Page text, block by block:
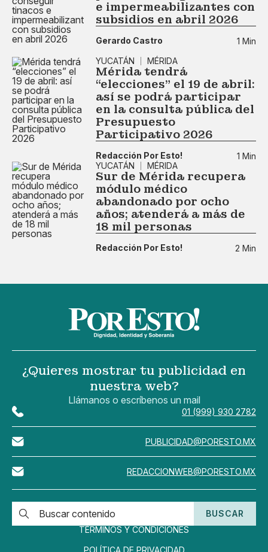
e impermeabilizantes con
subsidios en abril 2026
Gerardo Castro
1 Min
YUCATÁN
MÉRIDA
Mérida tendrá
“elecciones” el 19 de abril:
así se podrá participar
en la consulta pública del
Presupuesto
Participativo 2026
Redacción Por Esto!
1 Min
YUCATÁN
MÉRIDA
Sur de Mérida recupera
módulo médico
abandonado por ocho
años; atenderá a más de
18 mil personas
Redacción Por Esto! 2 Min
¿Quieres mostrar tu publicidad en
nuestra web?
Llámanos o escríbenos un mail
01 (999) 930 2782
PUBLICIDAD@PORESTO.MX
REDACCIONWEB@PORESTO.MX
BUSCAR
TÉRMINOS Y CONDICIONES